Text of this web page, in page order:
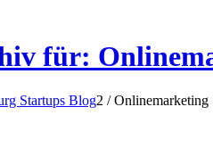
für:
Startups Blog2 / Onlinemarketing